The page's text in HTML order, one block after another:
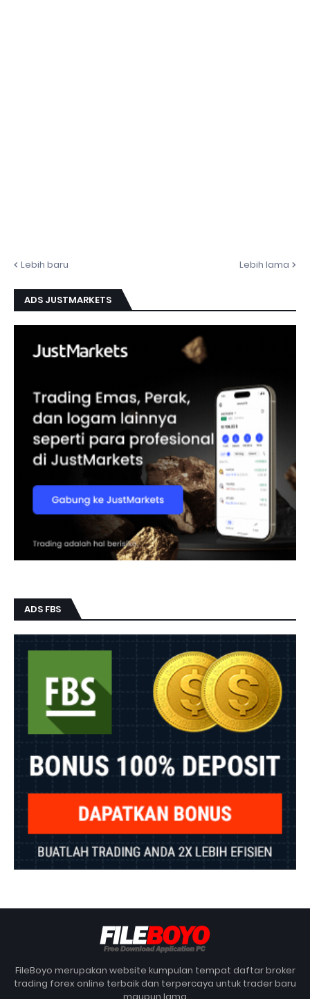
Lebih baru Lebih lama
ADS JUSTMARKETS
ADS FBS
FileBoyo merupakan website kumpulan tempat daftar broker
trading forex online terbaik dan terpercaya untuk trader baru